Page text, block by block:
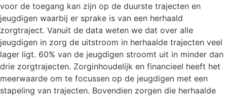
voor de toegang kan zijn op de duurste trajecten en
jeugdigen waarbij er sprake is van een herhaald
zorgtraject. Vanuit de data weten we dat over alle
jeugdigen in zorg de uitstroom in herhaalde trajecten veel
lager ligt. 60% van de jeugdigen stroomt uit in minder dan
drie zorgtrajecten. Zorginhoudelijk en financieel heeft het
meerwaarde om te focussen op de jeugdigen met een
stapeling van trajecten. Bovendien zorgen die herhaalde